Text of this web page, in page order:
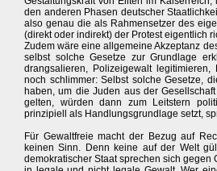
den anderen Phasen deutscher
also genau die als Rahmensetzer des
(direkt oder indirekt) der Protest eigentlich
Zudem wäre eine allgemeine Akzeptanz
selbst solche Gesetze zur Grundlage
drangsalieren, Polizeigewalt legitimieren,
noch schlimmer: Selbst solche Gesetze,
haben, um die Juden aus der
gelten, würden dann zum Leitstern
prinzipiell als Handlungsgrundlage setzt,
Für Gewaltfreie macht der Bezug auf
keinen Sinn. Denn keine auf der Welt
demokratischer Staat sprechen sich gegen